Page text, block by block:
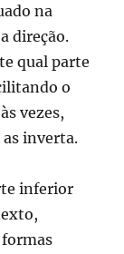
na
direção.
qual parte
o
vezes,
inverta.
inferior